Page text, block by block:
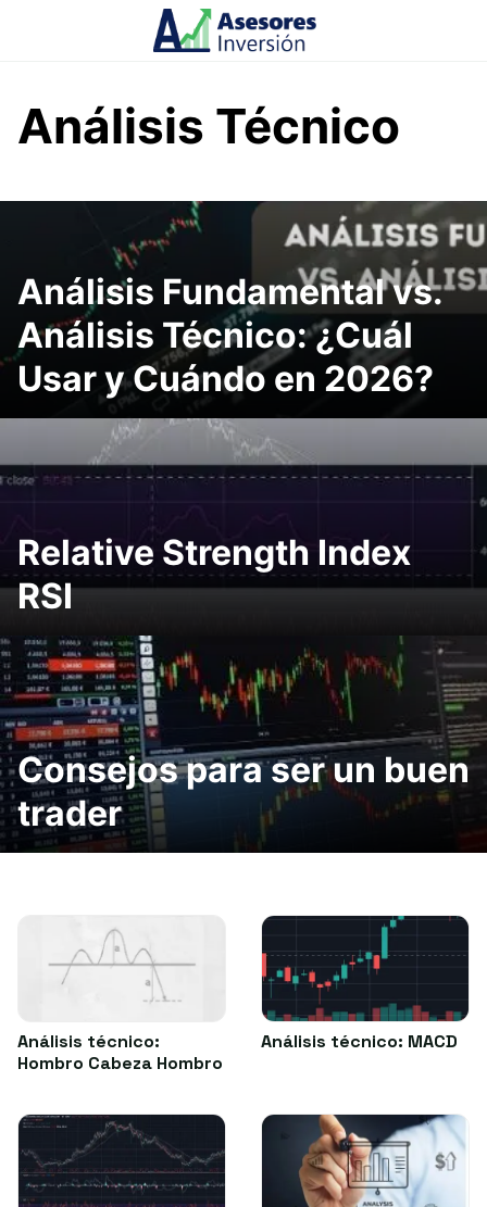
Análisis Técnico
Análisis Fundamental vs.
Análisis Técnico: ¿Cuál
Usar y Cuándo en 2026?
Relative Strength Index
RSI
Consejos para ser un buen
trader
Análisis técnico:
Hombro Cabeza Hombro
Análisis técnico: MACD